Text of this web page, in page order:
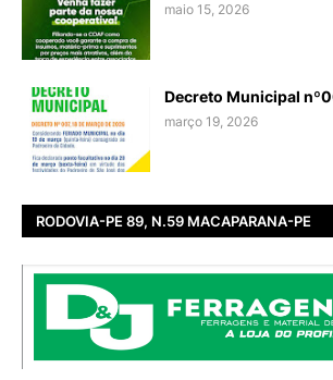
maio 15, 2026
Decreto Municipal
março 19, 2026
RODOVIA-PE 89, N.59 MACAPARANA-PE